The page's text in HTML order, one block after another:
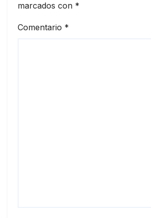
marcados con *
Comentario *